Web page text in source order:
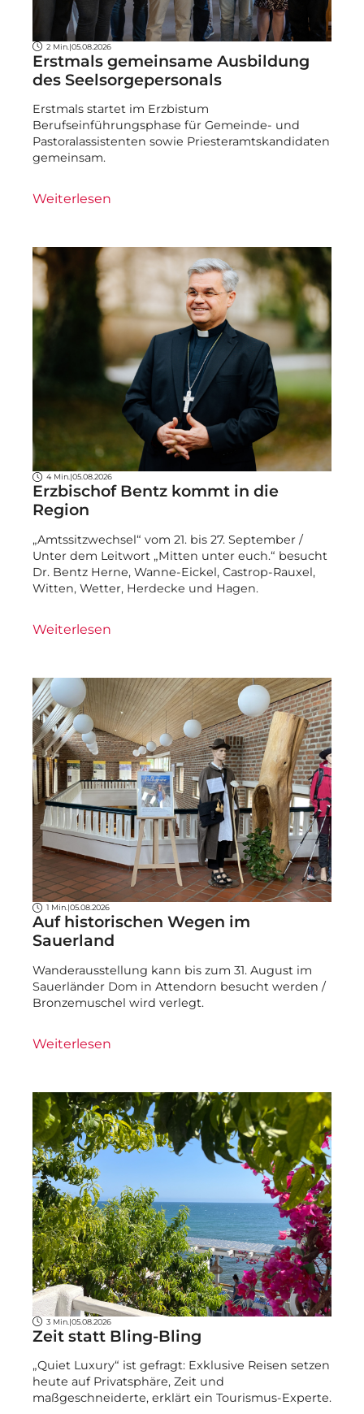
2 Min. |05.08.2026
Erstmals gemeinsame Ausbildung
des Seelsorgepersonals
Erstmals startet im Erzbistum
Berufseinführungsphase für Gemeinde- und
Pastoralassistenten sowie Priesteramtskandidaten
gemeinsam.
Weiterlesen
4 Min.| 05.08.2026
Erzbischof Bentz kommt in die
Region
„Amtssitzwechsel“ vom 21. bis 27. September /
Unter dem Leitwort „Mitten unter euch.“ besucht
Dr. Bentz Herne, Wanne-Eickel, Castrop-Rauxel,
Witten, Wetter, Herdecke und Hagen.
Weiterlesen
1 Min. |05.08.2026
Auf historischen Wegen im
Sauerland
Wanderausstellung kann bis zum 31. August im
Sauerländer Dom in Attendorn besucht werden /
Bronzemuschel wird verlegt.
Weiterlesen
3 Min. |05.08.2026
Zeit statt Bling-Bling
„Quiet Luxury“ ist gefragt: Exklusive Reisen setzen
heute auf Privatsphäre, Zeit und
maßgeschneiderte, erklärt ein Tourismus-Experte.